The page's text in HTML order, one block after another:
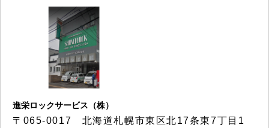
進栄ロックサービス（株）
〒065-0017 北海道札幌市東区北17条東7丁目1